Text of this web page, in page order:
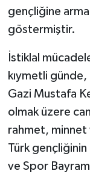
gençliğine
göstermiştir.
İstiklal
kıymetli günde,
Gazi Mustafa
olmak üzere
rahmet, minnet
Türk
ve Spor